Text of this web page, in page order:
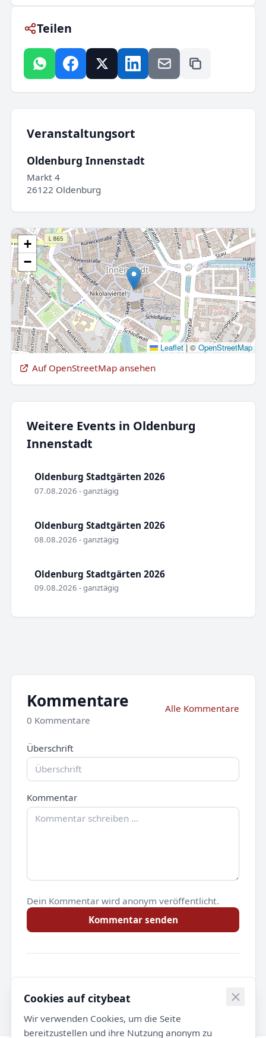
Teilen
Veranstaltungsort
Oldenburg Innenstadt
Markt 4
26122 Oldenburg
+
−
Leaflet |© OpenStreetMap
Auf OpenStreetMap ansehen
Weitere Events in Oldenburg
Innenstadt
Oldenburg Stadtgärten 2026
07.08.2026 - ganztägig
Oldenburg Stadtgärten 2026
08.08.2026 - ganztägig
Oldenburg Stadtgärten 2026
09.08.2026 - ganztägig
Kommentare
0 Kommentare
Alle Kommentare
Überschrift
Kommentar
Dein Kommentar wird anonym veröffentlicht.
Kommentar senden
Noch keine Kommentare.
Cookies auf citybeat
Wir verwenden Cookies, um die Seite
bereitzustellen und ihre Nutzung anonym zu